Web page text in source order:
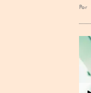
Por